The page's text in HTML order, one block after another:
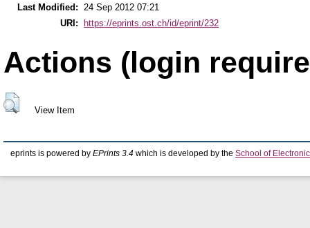
Last Modified: 24 Sep 2012 07:21
URI:
https://eprints.ost.ch/id/eprint/232
Actions (login
View Item
eprints is powered by EPrints 3.4 which is developed by the School of